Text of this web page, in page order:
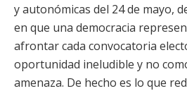
y autonómicas del 24 de mayo,
en que una democracia
afrontar cada convocatoria
oportunidad ineludible y no
amenaza. De hecho es lo que